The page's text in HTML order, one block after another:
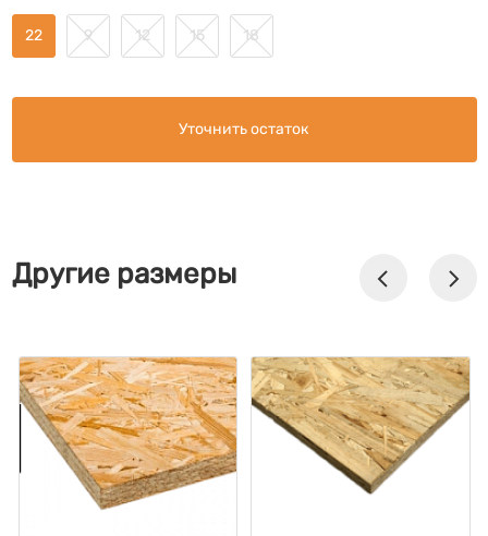
22 9 12 15 18
Уточнить остаток
Другие размеры